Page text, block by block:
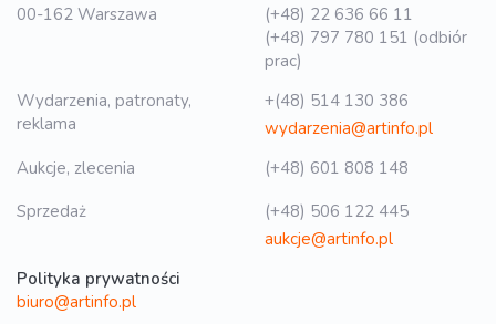
00-162 Warszawa
(+48) 22 636 66 11
(+48) 797 780 151 (odbiór
prac)
Wydarzenia, patronaty,
reklama
+(48) 514 130 386
wydarzenia@artinfo.pl
Aukcje, zlecenia
(+48) 601 808 148
Sprzedaż
(+48) 506 122 445
aukcje@artinfo.pl
Polityka prywatności
biuro@artinfo.pl